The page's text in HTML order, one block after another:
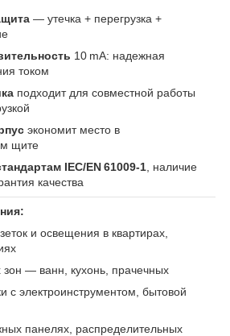
— утечка + перегрузка +
10 mA: надежная
током
подходит для совместной работы
экономит место в
щите
IEC/EN 61009‑1 , наличие
качества
и освещения в квартирах,
— ванн, кухонь, прачечных
с электроинструментом, бытовой
панелях, распределительных